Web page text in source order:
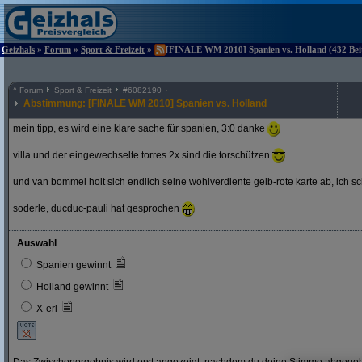
Geizhals » Forum » Sport & Freizeit » [FINALE WM 2010] Spanien vs. Holland (432
^ Forum Sport & Freizeit #6082190
Abstimmung: [FINALE WM 2010] Spanien vs. Holland
mein tipp, es wird eine klare sache für spanien, 3:0 danke
villa und der eingewechselte torres 2x sind die torschützen
und van bommel holt sich endlich seine wohlverdiente gelb-rote karte ab, ich
soderle, ducduc-pauli hat gesprochen
Auswahl
Spanien gewinnt
Holland gewinnt
X-erl